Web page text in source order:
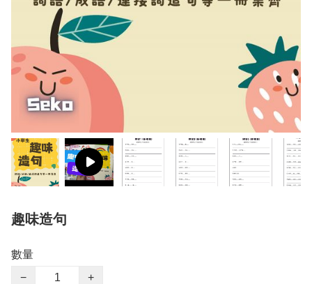
趣味造句
數量
−
+